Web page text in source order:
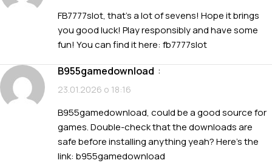
FB7777slot, that’s a lot of sevens! Hope it brings
you good luck! Play responsibly and have some
fun! You can find it here: fb7777slot
b955gamedownload :
23.01.2026 о 18:16
B955gamedownload, could be a good source for
games. Double-check that the downloads are
safe before installing anything yeah? Here’s the
link: b955gamedownload